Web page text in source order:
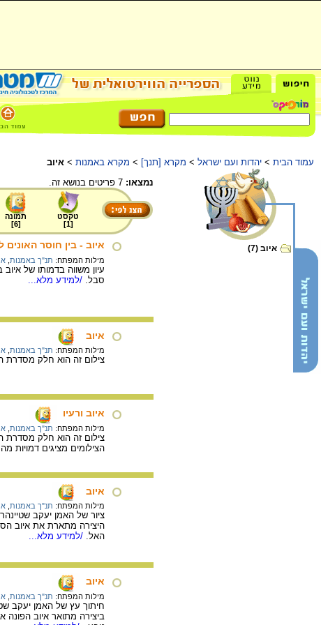
עמוד הבית > יהדות ועם ישראל > מקרא [תנך] > מקרא באמנות > איוב
איוב (7)
נמצאו:
טקסט
[
1
]
תמונה
[
6
]
איוב - בין חוסר
מילות המפתח: תנ"ך באמנות
עיון משווה בדמותו של
סבל. /למידע מלא...
איוב
מילות המפתח: תנ"ך באמנות
צילום זה הוא חלק מסדרת
איוב ורעיו
מילות המפתח: תנ"ך באמנות
צילום זה הוא חלק מסדרת
הצילומים מציגים דמויות
איוב
מילות המפתח: תנ"ך באמנות
ציור של האמן יעקב שטיינהרט. 1945,
היצירה מתארת את איוב
האל. /למידע מלא...
איוב
מילות המפתח: תנ"ך באמנות
חיתוך עץ של האמן יעקב
ביצירה מתואר איוב